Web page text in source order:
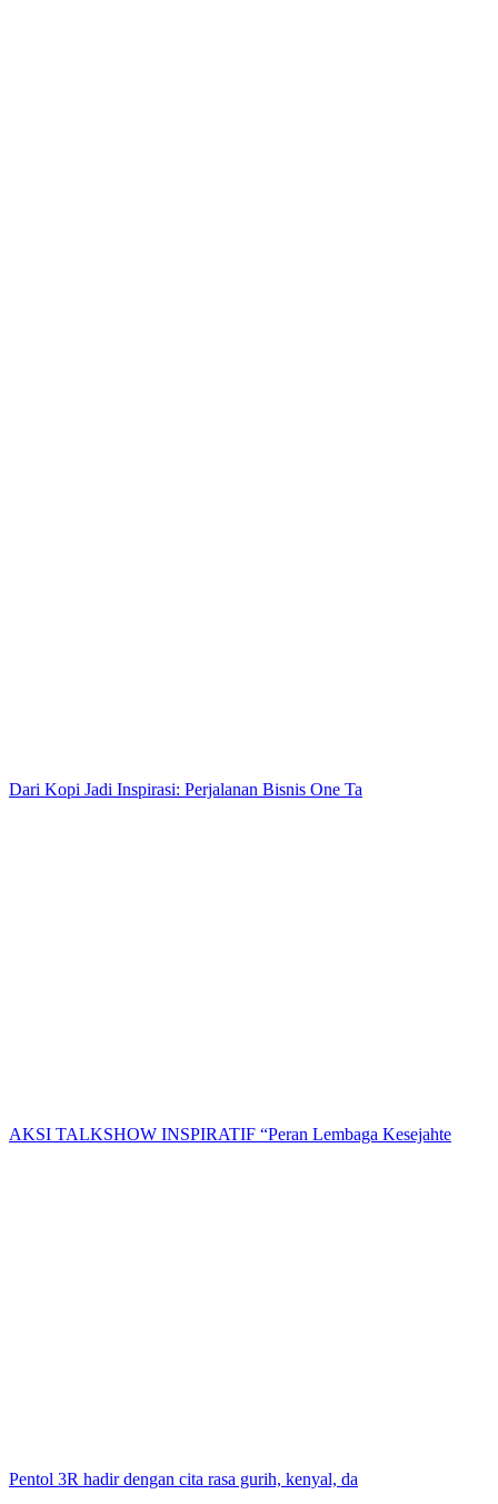
Dari Kopi Jadi Inspirasi: Perjalanan Bisnis One Ta
AKSI TALKSHOW INSPIRATIF “Peran Lembaga Kesejahte
Pentol 3R hadir dengan cita rasa gurih, kenyal, da